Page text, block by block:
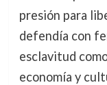
presión para
defendía con
esclavitud
economía y